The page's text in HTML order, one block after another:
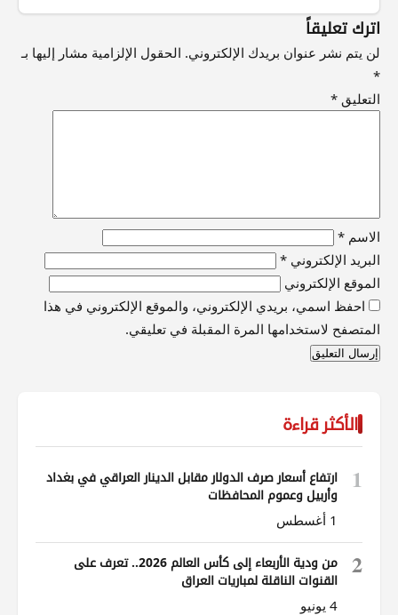
اترك تعليقاً
لن يتم نشر عنوان بريدك الإلكتروني. الحقول الإلزامية مشار إليها بـ
*
التعليق *
الاسم *
البريد الإلكتروني *
الموقع الإلكتروني
احفظ اسمي، بريدي الإلكتروني، والموقع الإلكتروني في هذا
المتصفح لاستخدامها المرة المقبلة في تعليقي.
الأكثر قراءة
1
ارتفاع أسعار صرف الدولار مقابل الدينار العراقي في بغداد
وأربيل وعموم المحافظات
1 أغسطس
2
من ودية الأربعاء إلى كأس العالم 2026.. تعرف على
القنوات الناقلة لمباريات العراق
4 يونيو